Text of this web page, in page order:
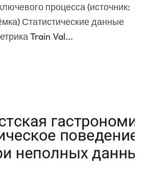
процесса (источник:
Статистические данные
Train Val...